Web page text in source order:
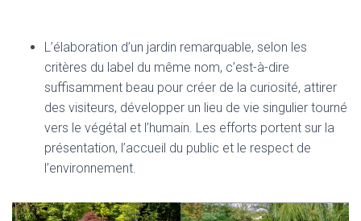
L’élaboration d’un jardin remarquable, selon les
critères du label du même nom, c’est-à-dire
suffisamment beau pour créer de la curiosité, attirer
des visiteurs, développer un lieu de vie singulier tourné
vers le végétal et l’humain. Les efforts portent sur la
présentation, l’accueil du public et le respect de
l’environnement.